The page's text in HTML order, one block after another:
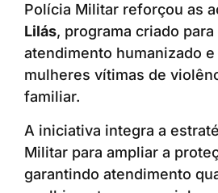
Polícia Militar reforçou as
Lilás, programa criado
atendimento humanizado
mulheres vítimas de
familiar.
A iniciativa integra a
Militar para ampliar a
garantindo atendimento